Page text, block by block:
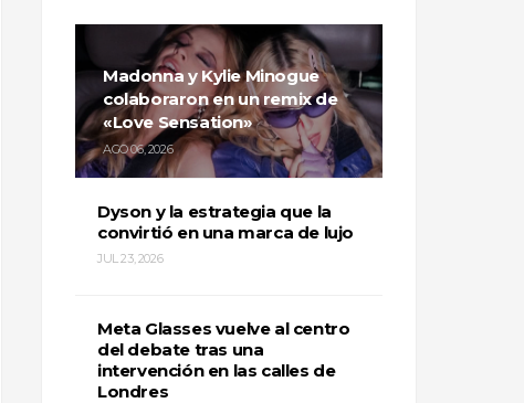
Madonna y Kylie Minogue
colaboraron en un remix de
«Love Sensation»
AGO 06, 2026
Dyson y la estrategia que la
convirtió en una marca de lujo
JUL 23, 2026
Meta Glasses vuelve al centro
del debate tras una
intervención en las calles de
Londres